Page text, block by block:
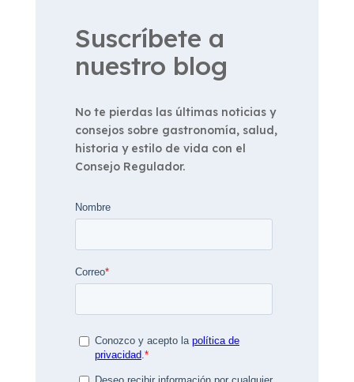
Suscríbete a
nuestro blog
No te pierdas las últimas noticias y
consejos sobre gastronomía, salud,
historia y estilo de vida con el
Consejo Regulador.